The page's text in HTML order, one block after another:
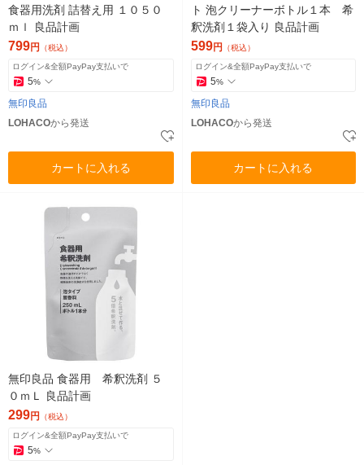
食器用洗剤 詰替え用 １０５０
ｍｌ 良品計画
799円 （税込）
ログイン&全額PayPay支払いで
5%
無印良品
LOHACOから発送
カートに入れる
ト 泡クリーナーボトル１本 希
釈洗剤１袋入り 良品計画
599円 （税込）
ログイン&全額PayPay支払いで
5%
無印良品
LOHACOから発送
カートに入れる
無印良品 食器用 希釈洗剤 ５
０ｍＬ 良品計画
299円 （税込）
ログイン&全額PayPay支払いで
5%